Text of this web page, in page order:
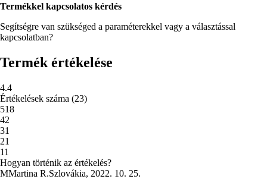
Termékkel kapcsolatos kérdés
Segítségre van szükséged a paraméterekkel vagy a választással
kapcsolatban?
Termék értékelése
4.4
Értékelések száma (23)
518
42
31
21
11
Hogyan történik az értékelés?
MMartina R.Szlovákia, 2022. 10. 25.